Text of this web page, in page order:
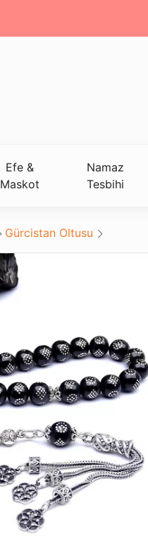
Efe &
Maskot
Namaz
Tesbihi
Gürcistan Oltusu